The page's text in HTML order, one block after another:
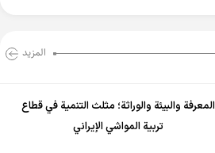
المزید
المعرفة والبيئة والوراثة؛ مثلث التنمية في قطاع
تربية المواشي الإيراني